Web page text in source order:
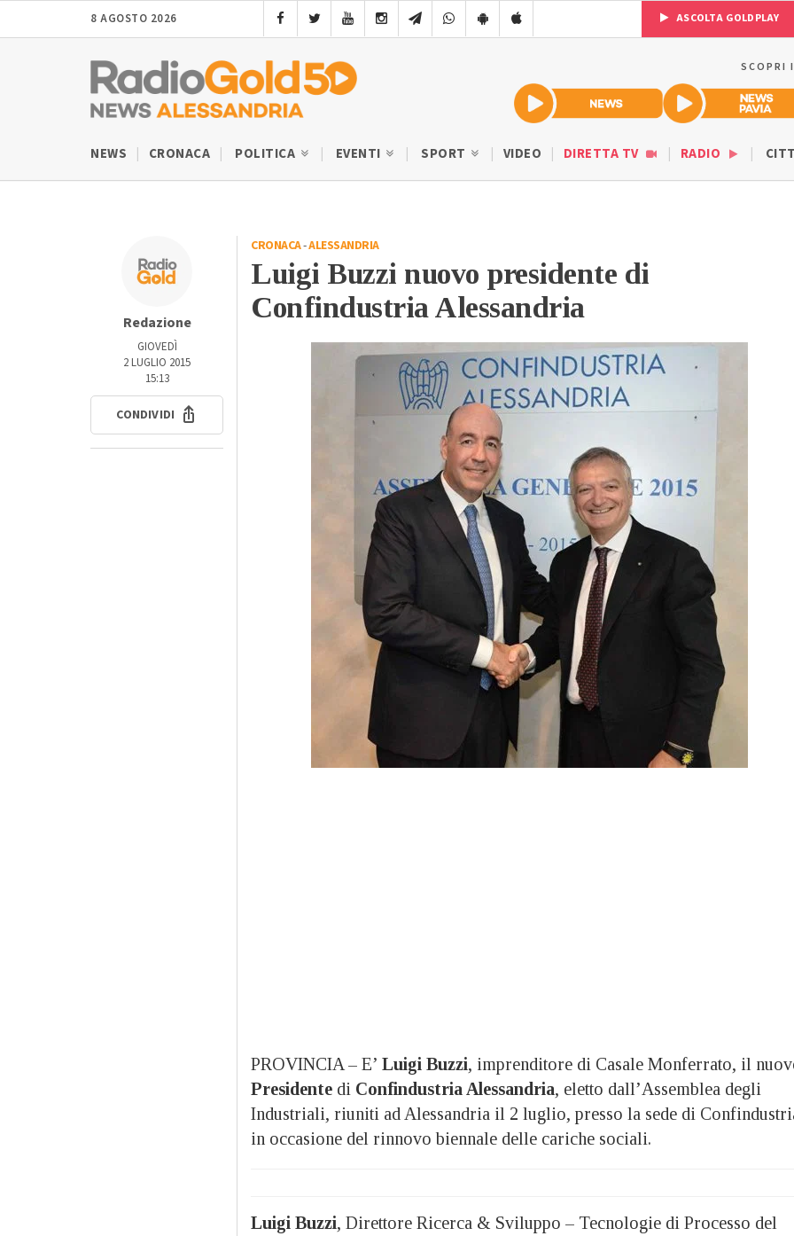
8 AGOSTO 2026 ASCOLTA GOLDPLAY
SCOPRI
NEWS CRONACA POLITICA EVENTI SPORT VIDEO DIRETTA TV RADIO
Redazione
GIOVEDÌ
2 LUGLIO 2015
15:13
CONDIVIDI
CRONACA-ALESSANDRIA
Luigi Buzzi nuovo presidente di
Confindustria Alessandria
PROVINCIA – E’ Luigi Buzzi, imprenditore di Casale Monferrato, il
Presidente di Confindustria Alessandria, eletto dall’Assemblea degli
Industriali, riuniti ad Alessandria il 2 luglio, presso la sede di
in occasione del rinnovo biennale delle cariche sociali.
Luigi Buzzi, Direttore Ricerca & Sviluppo – Tecnologie di Processo del